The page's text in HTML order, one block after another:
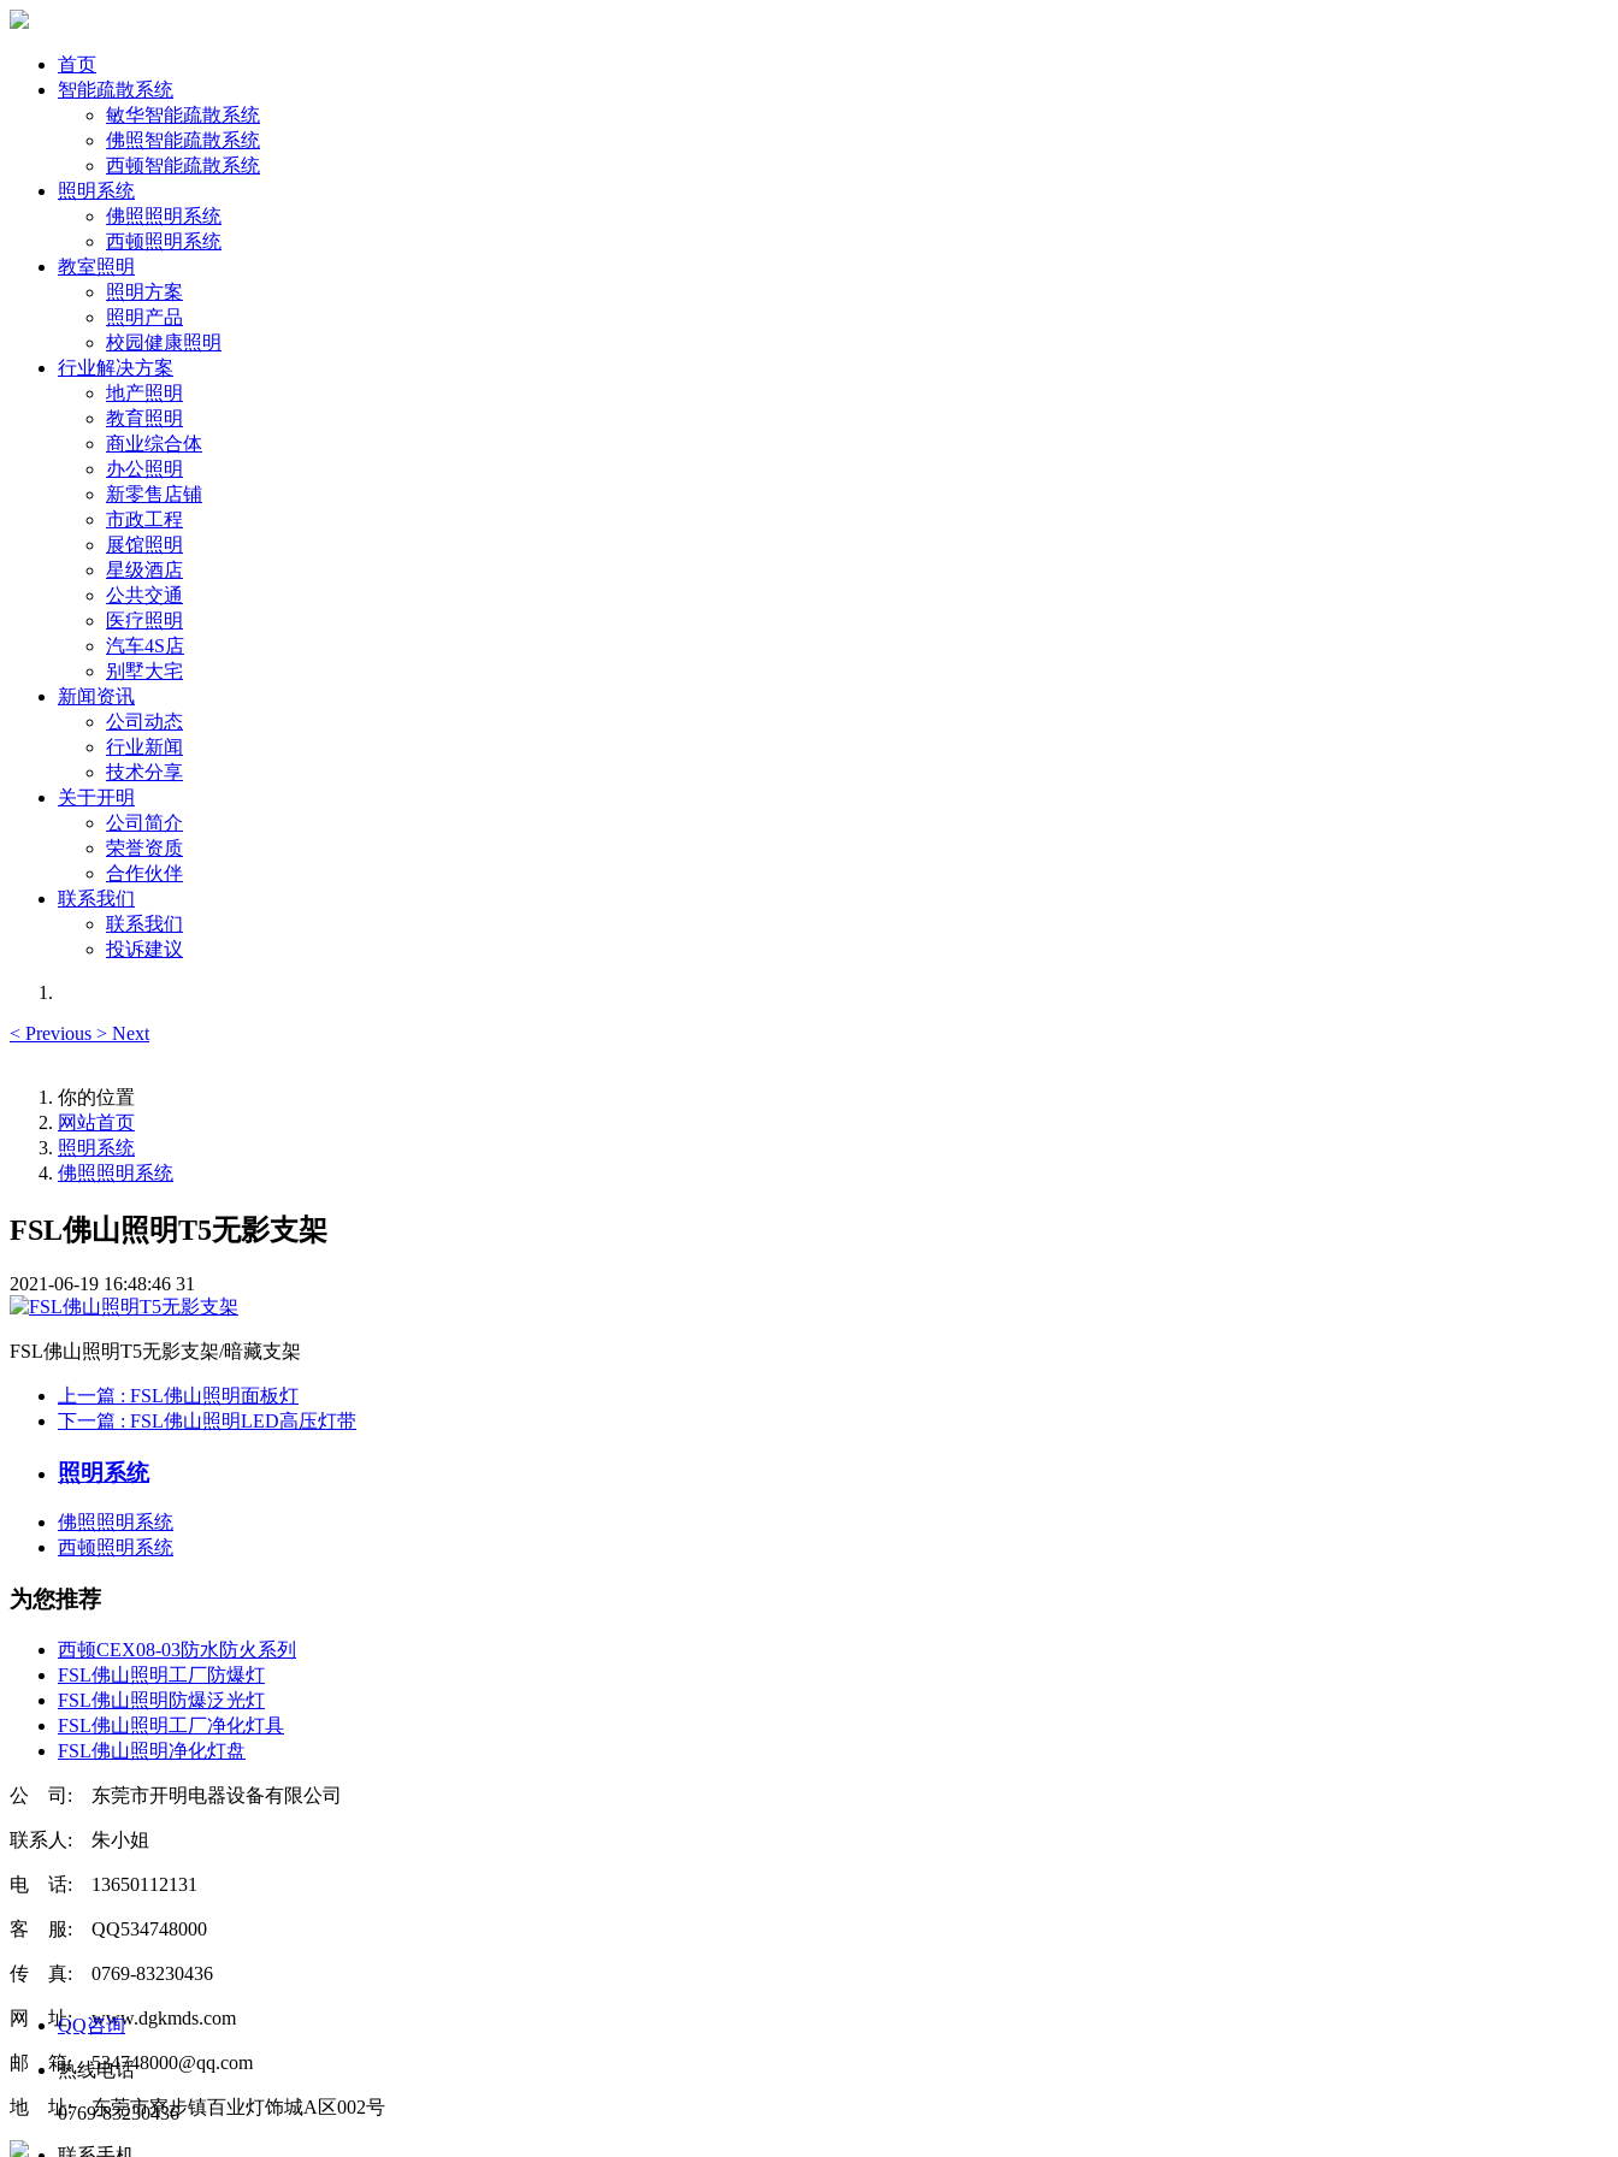
首页
智能疏散系统
敏华智能疏散系统
佛照智能疏散系统
西顿智能疏散系统
照明系统
佛照照明系统
西顿照明系统
教室照明
照明方案
照明产品
校园健康照明
行业解决方案
地产照明
教育照明
商业综合体
办公照明
新零售店铺
市政工程
展馆照明
星级酒店
公共交通
医疗照明
汽车4S店
别墅大宅
新闻资讯
公司动态
行业新闻
技术分享
关于开明
公司简介
荣誉资质
合作伙伴
联系我们
联系我们
投诉建议
< Previous > Next
你的位置
网站首页
照明系统
佛照照明系统
FSL佛山照明T5无影支架
2021-06-19 16:48:46 31
FSL佛山照明T5无影支架/暗藏支架
上一篇 : FSL佛山照明面板灯
下一篇 : FSL佛山照明LED高压灯带
照明系统
佛照照明系统
西顿照明系统
为您推荐
西顿CEX08-03防水防火系列
FSL佛山照明工厂防爆灯
FSL佛山照明防爆泛光灯
FSL佛山照明工厂净化灯具
FSL佛山照明净化灯盘
公 司: 东莞市开明电器设备有限公司
联系人: 朱小姐
电 话: 13650112131
客 服: QQ534748000
传 真: 0769-83230436
网 址: www.dgkmds.com
邮 箱: 534748000@qq.com
地 址: 东莞市寮步镇百业灯饰城A区002号
QQ咨询
热线电话
0769-83230436